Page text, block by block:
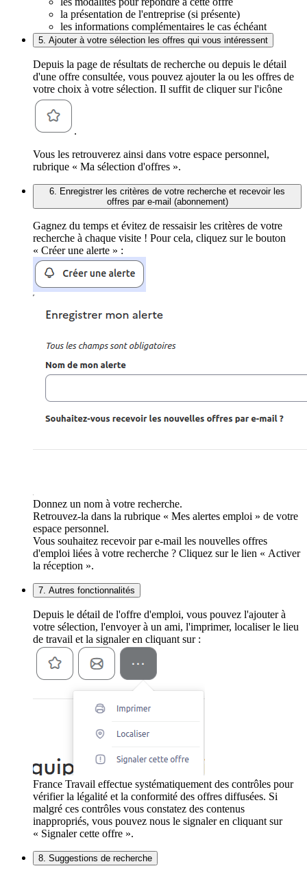
la présentation de l'entreprise (si présente)
les informations complémentaires le cas échéant
5. Ajouter à votre sélection les offres qui vous intéressent
Depuis la page de résultats de recherche ou depuis le détail
d'une offre consultée, vous pouvez ajouter la ou les offres de
votre choix à votre sélection. Il suffit de cliquer sur l'icône
.
Vous les retrouverez ainsi dans votre espace personnel,
rubrique « Ma sélection d'offres ».
6. Enregistrer les critères de votre recherche et recevoir les
offres par e-mail (abonnement)
Gagnez du temps et évitez de ressaisir les critères de votre
recherche à chaque visite ! Pour cela, cliquez sur le bouton
« Créer une alerte » :
Donnez un nom à votre recherche.
Retrouvez-la dans la rubrique « Mes alertes emploi » de votre
espace personnel.
Vous souhaitez recevoir par e-mail les nouvelles offres
d'emploi liées à votre recherche ? Cliquez sur le lien « Activer
la réception ».
7. Autres fonctionnalités
Depuis le détail de l'offre d'emploi, vous pouvez l'ajouter à
votre sélection, l'envoyer à un ami, l'imprimer, localiser le lieu
de travail et la signaler en cliquant sur :
France Travail effectue systématiquement des contrôles pour
vérifier la légalité et la conformité des offres diffusées. Si
malgré ces contrôles vous constatez des contenus
inappropriés, vous pouvez nous le signaler en cliquant sur
« Signaler cette offre ».
8. Suggestions de recherche